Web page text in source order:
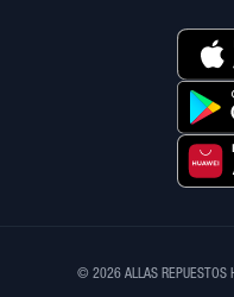
© 2026 ALLAS REPUESTOS